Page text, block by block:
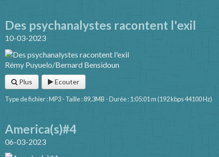
Des psychanalystes racontent l'exil
10-03-2023
Rémy Puyuelo/Bernard Bensidoun
Plus Ecouter
Type de fichier : MP3 - Taille : 89,3MB - Durée : 1:05:01 m (192 kbps 44100 Hz)
America(s)#4
06-03-2023